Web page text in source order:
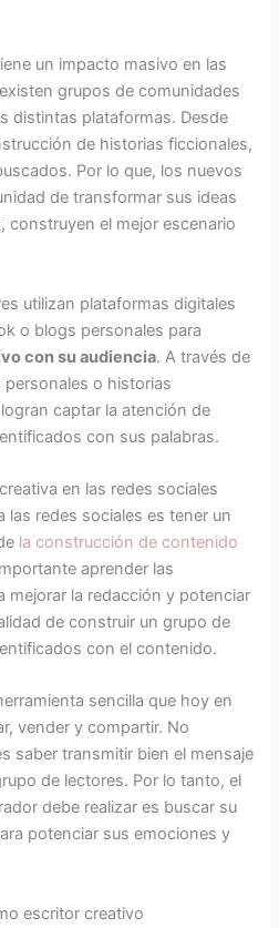
un impacto masivo en las
grupos de comunidades
distintas plataformas. Desde
de historias ficcionales,
Por lo que, los nuevos
de transformar sus ideas
construyen el mejor escenario
utilizan plataformas digitales
o blogs personales para
con su audiencia. A través de
o historias
captar la atención de
con sus palabras.
en las redes sociales
las redes sociales es tener un
la construcción de contenido
aprender las
mejorar la redacción y potenciar
de construir un grupo de
con el contenido.
sencilla que hoy en
vender y compartir. No
saber transmitir bien el mensaje
de lectores. Por lo tanto, el
debe realizar es buscar su
potenciar sus emociones y
escritor creativo